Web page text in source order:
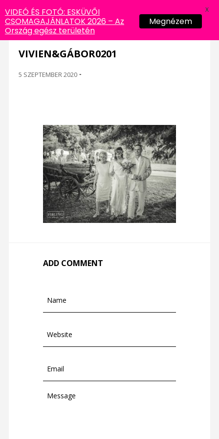
VIVIEN&GÁBOR0201
5 SZEPTEMBER 2020 -
ADD COMMENT
VIDEÓ ÉS FOTÓ: ESKÜVŐI
CSOMAGAJÁNLATOK 2026 – Az
Ország egész területén
Megnézem
X